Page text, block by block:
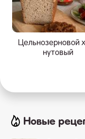
Цельнозерновой
нутовый
Новые